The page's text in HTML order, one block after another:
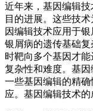
近年来，基因编辑技
目的进展。这些技
因编辑技术应用于
银屑病的遗传基础
时靶向多个基因才
复杂性和难度。基
一些基因编辑的精
应。基因编辑技术的